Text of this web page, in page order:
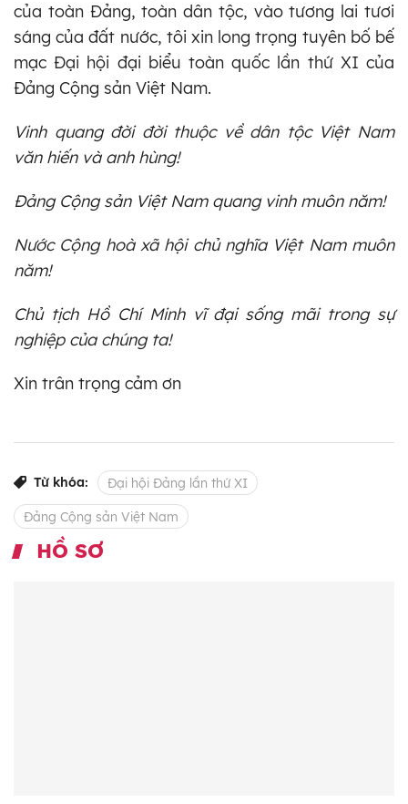
của toàn Đảng, toàn dân tộc, vào tương lai tươi
sáng của đất nước, tôi xin long trọng tuyên bố bế
mạc Đại hội đại biểu toàn quốc lần thứ XI của
Đảng Cộng sản Việt Nam.
Vinh quang đời đời thuộc về dân tộc Việt Nam
văn hiến và anh hùng!
Đảng Cộng sản Việt Nam quang vinh muôn năm!
Nước Cộng hoà xã hội chủ nghĩa Việt Nam muôn
năm!
Chủ tịch Hồ Chí Minh vĩ đại sống mãi trong sự
nghiệp của chúng ta!
Xin trân trọng cảm ơn
Từ khóa: Đại hội Đảng lần thứ XI
Đảng Cộng sản Việt Nam
HỒ SƠ